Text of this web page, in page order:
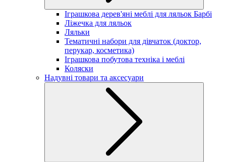
Іграшкова дерев'яні меблі для ляльок Барбі
Ліжечка для ляльок
Ляльки
Тематичні набори для дівчаток (доктор,
перукар, косметика)
Іграшкова побутова техніка і меблі
Коляски
Надувні товари та аксесуари